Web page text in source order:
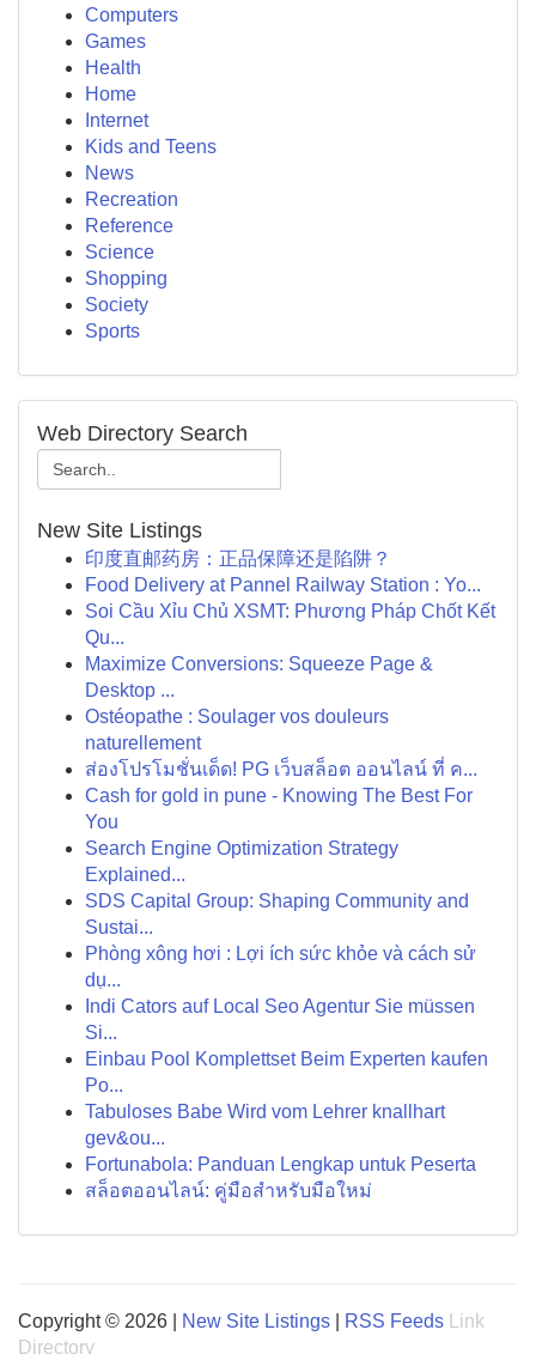
Computers
Games
Health
Home
Internet
Kids and Teens
News
Recreation
Reference
Science
Shopping
Society
Sports
Web Directory Search
New Site Listings
印度直邮药房：正品保障还是陷阱？
Food Delivery at Pannel Railway Station : Yo...
Soi Cầu Xỉu Chủ XSMT: Phương Pháp Chốt Kết
Qu...
Maximize Conversions: Squeeze Page &
Desktop ...
Ostéopathe : Soulager vos douleurs
naturellement
ส่องโปรโมชั่นเด็ด! PG เว็บสล็อต ออนไลน์ ที่ ค...
Cash for gold in pune - Knowing The Best For
You
Search Engine Optimization Strategy
Explained...
SDS Capital Group: Shaping Community and
Sustai...
Phòng xông hơi : Lợi ích sức khỏe và cách sử
dụ...
Indi Cators auf Local Seo Agentur Sie müssen
Si...
Einbau Pool Komplettset Beim Experten kaufen
Po...
Tabuloses Babe Wird vom Lehrer knallhart
gev&ou...
Fortunabola: Panduan Lengkap untuk Peserta
สล็อตออนไลน์: คู่มือสำหรับมือใหม่
Copyright © 2026 | New Site Listings RSS Feeds
Link
Directory